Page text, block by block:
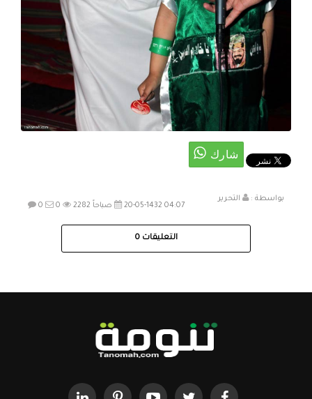
بواسطة :
التحرير
20-05-1432 04:07 صباحاً
0 0 2282
التعليقات 0